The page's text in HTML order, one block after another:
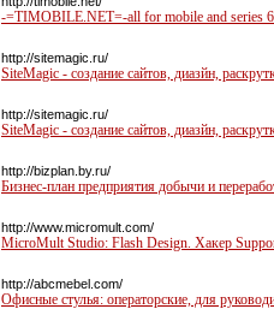
-=TIMOBILE.NET=-all for mobile and series
http://sitemagic.ru/
SiteMagic - создание сайтов, диазйн,
http://sitemagic.ru/
SiteMagic - создание сайтов, диазйн,
http://bizplan.by.ru/
Бизнес-план предприятия добычи и
http://www.micromult.com/
MicroMult Studio: Flash Design. Хакер
http://abcmebel.com/
Офисные стулья: операторские, для